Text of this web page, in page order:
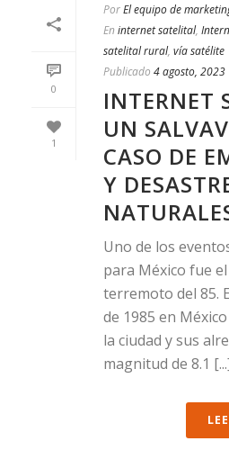
0
1
PorEl equipo de
En internet satelital,
satelital rural, vía satélite
Publicado 4 agosto, 2023
INTERNET
UN
CASO DE
Y
Uno de los
para México fue
terremoto del 85.
de 1985 en
la ciudad y sus
magnitud de 8.1